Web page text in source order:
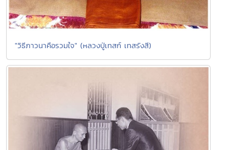
"วิธีภาวนาคือรวมใจ" (หลวงปู่เทสก์ เทสรังสี)